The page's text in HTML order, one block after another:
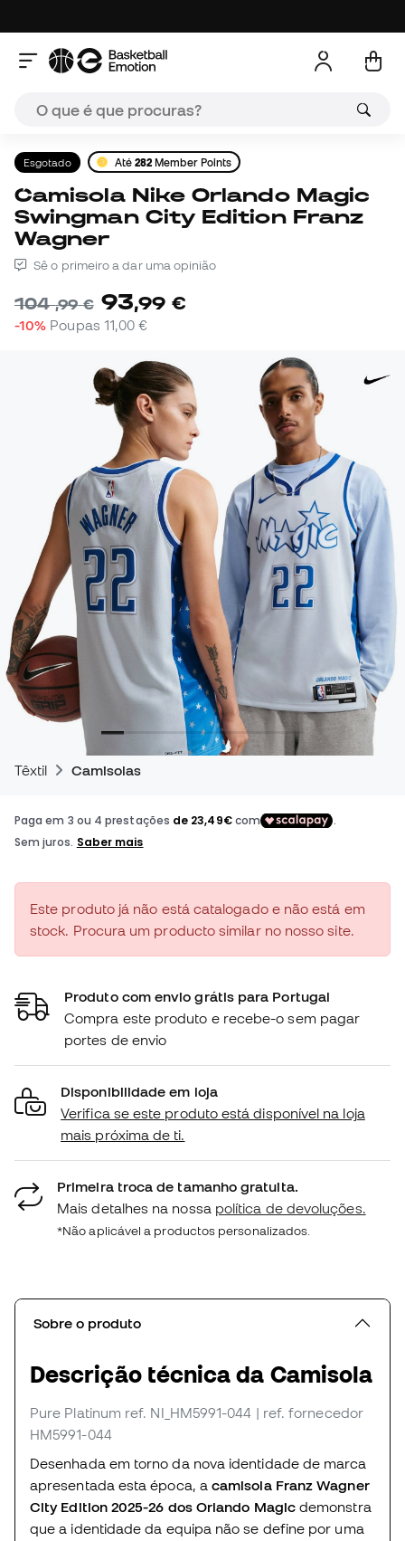
Esgotado Até 282 Member Points
Camisola Nike Orlando Magic
Swingman City Edition Franz
Wagner
Sê o primeiro a dar uma opinião
104,99 € 93,99 €
-10% Poupas 11,00 €
Têxtil Camisolas
Este produto já não está catalogado e não está em
stock. Procura um producto similar no nosso site.
Produto com envio grátis para Portugal
Compra este produto e recebe-o sem pagar
portes de envio
Disponibilidade em loja
Verifica se este produto está disponível na loja
mais próxima de ti.
Primeira troca de tamanho gratuita.
Mais detalhes na nossa política de devoluções.
*Não aplicável a productos personalizados.
Sobre o produto
Descrição técnica da Camisola
Pure Platinum ref. NI_HM5991-044 | ref. fornecedor
HM5991-044
Desenhada em torno da nova identidade de marca
apresentada esta época, acamisola Franz Wagner
City Edition 2025-26 dos Orlando Magicdemonstra
que a identidade da equipa não se define por uma